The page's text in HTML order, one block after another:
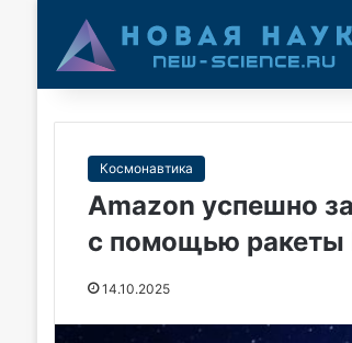
Космонавтика
Amazon успешно
с помощью ракеты
14.10.2025